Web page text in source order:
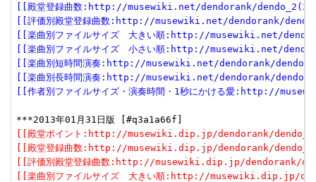
[[殿堂登録曲数:http://musewiki.net/dendorank/
[[評価別殿堂登録曲数:http://musewiki.net/dendorank/
[[楽曲別ファイルサイズ　大きい順:http://musewiki.net/
[[楽曲別ファイルサイズ　小さい順:http://musewiki.net/
[[楽曲別短時間演奏:http://musewiki.net/dendorank/
[[楽曲別長時間演奏:http://musewiki.net/dendorank/
[[作者別ファイルサイズ・演奏時間・1秒にかける愛:http://
[[殿堂ポイント:http://musewiki.dip.jp/dendorank/
[[殿堂登録曲数:http://musewiki.dip.jp/dendorank/
[[評価別殿堂登録曲数:http://musewiki.dip.jp/dendorank/
[[楽曲別ファイルサイズ　大きい順:http://musewiki.dip.jp/